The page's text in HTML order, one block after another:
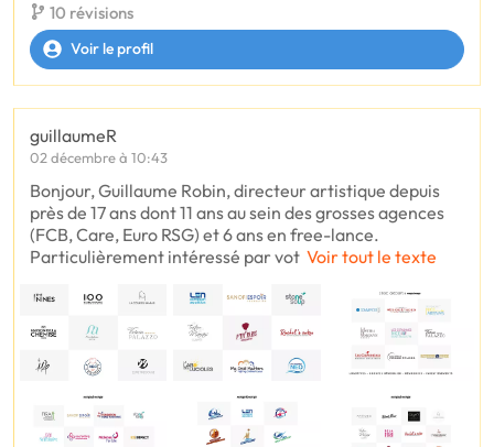
10 révisions
Voir le profil
guillaumeR
02 décembre à 10:43
Bonjour, Guillaume Robin, directeur artistique depuis
près de 17 ans dont 11 ans au sein des grosses agences
(FCB, Care, Euro RSG) et 6 ans en free-lance.
Particulièrement intéressé par vot Voir tout le texte